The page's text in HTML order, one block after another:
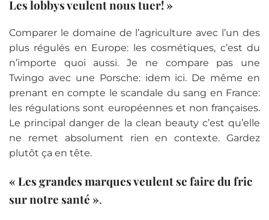
Les lobbys veulent nous tuer! »
Comparer le domaine de l’agriculture avec l’un des
plus régulés en Europe: les cosmétiques, c’est du
n’importe quoi aussi. Je ne compare pas une
Twingo avec une Porsche: idem ici. De même en
prenant en compte le scandale du sang en France:
les régulations sont européennes et non françaises.
Le principal danger de la clean beauty c’est qu’elle
ne remet absolument rien en contexte. Gardez
plutôt ça en tête.
« Les grandes marques veulent se faire du fric
sur notre santé ».